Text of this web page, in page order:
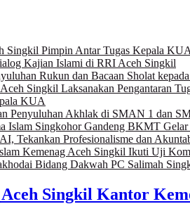
Singkil Pimpin Antar Tugas Kepala
Kajian Islami di RRI Aceh Singkil
Rukun dan Bacaan Sholat
Singkil Laksanakan Pengantaran
KUA
Penyuluhan Akhlak di SMAN 1 dan
Islam Singkohor Gandeng BKMT Gelar
Tekankan Profesionalisme dan
Kemenag Aceh Singkil Ikuti Uji
Bidang Dakwah PC Salimah
Singkil Kantor